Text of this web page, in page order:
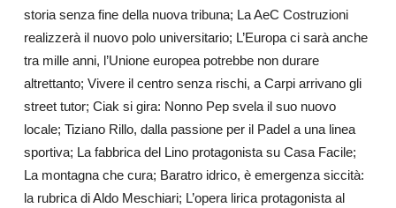
storia senza fine della nuova tribuna; La AeC Costruzioni
realizzerà il nuovo polo universitario; L’Europa ci sarà anche
tra mille anni, l’Unione europea potrebbe non durare
altrettanto; Vivere il centro senza rischi, a Carpi arrivano gli
street tutor; Ciak si gira: Nonno Pep svela il suo nuovo
locale; Tiziano Rillo, dalla passione per il Padel a una linea
sportiva; La fabbrica del Lino protagonista su Casa Facile;
La montagna che cura; Baratro idrico, è emergenza siccità:
la rubrica di Aldo Meschiari; L’opera lirica protagonista al